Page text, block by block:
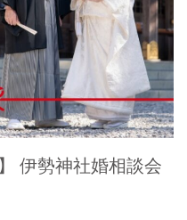
伊勢神社婚相談会